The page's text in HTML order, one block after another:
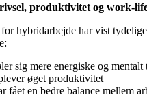
produktivitet og work-
hybridarbejde har vist
sig mere energiske og mentalt
øget produktivitet
fået en bedre balance mellem